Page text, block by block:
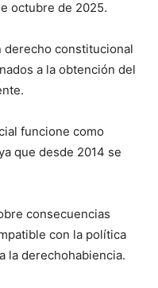
octubre de 2025.
derecho constitucional
a la obtención del
funcione como
que desde 2014 se
consecuencias
con la política
la derechohabiencia.